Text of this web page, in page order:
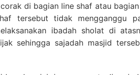
di bagian line shaf atau bagian
tersebut tidak mengganggu
ibadah sholat di
sehingga sajadah masjid